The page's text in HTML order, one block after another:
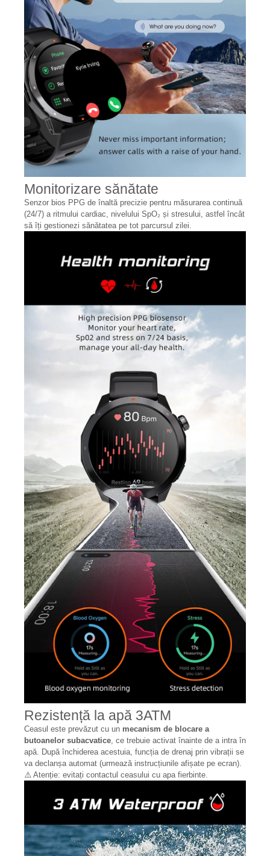
Monitorizare sănătate
Senzor bios PPG de înaltă precizie pentru măsurarea continuă
(24/7) a ritmului cardiac, nivelului SpO₂ și stresului, astfel încât
să îți gestionezi sănătatea pe tot parcursul zilei.
Rezistență la apă 3ATM
Ceasul este prevăzut cu un mecanism de blocare a
butoanelor subacvatice, ce trebuie activat înainte de a intra în
apă. După închiderea acestuia, funcția de drenaj prin vibrații se
va declanșa automat (urmează instrucțiunile afișate pe ecran).
⚠️ Atenție: evitați contactul ceasului cu apa fierbinte.